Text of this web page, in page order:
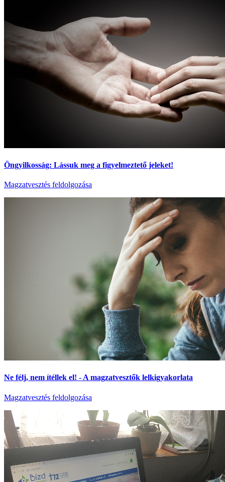
Öngyilkosság: Lássuk meg a figyelmeztető jeleket!
Magzatvesztés feldolgozása
Ne félj, nem ítéllek el! - A magzatvesztők lelkigyakorlata
Magzatvesztés feldolgozása